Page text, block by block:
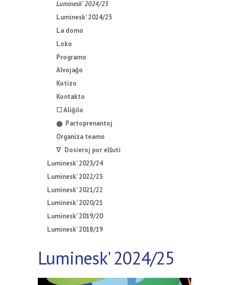
Luminesk' 2024/25
Luminesk' 2024/25
La domo
Loko
Programo
Alvojaĝo
Kotizo
Kontakto
☐ Aliĝilo
⬤ Partoprenantoj
Organiza teamo
∇ Dosieroj por elŝuti
Luminesk' 2023/24
Luminesk' 2022/23
Luminesk' 2021/22
Luminesk' 2020/21
Luminesk' 2019/20
Luminesk' 2018/19
Luminesk' 2024/25